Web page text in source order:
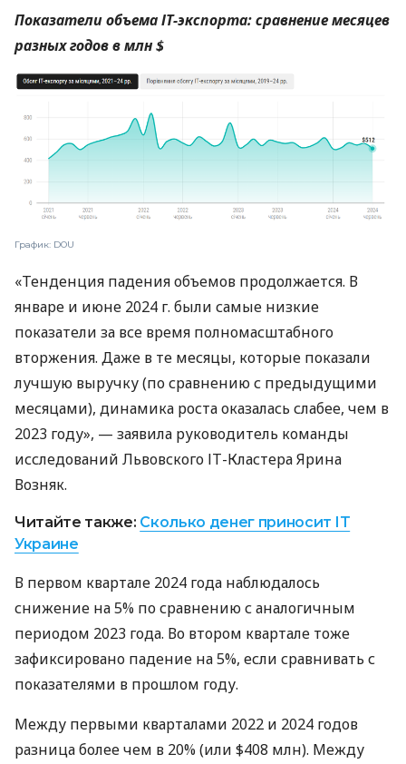
Показатели объема ІТ-экспорта: сравнение месяцев
разных годов в млн $
График: DOU
«Тенденция падения объемов продолжается. В
январе и июне 2024 г. были самые низкие
показатели за все время полномасштабного
вторжения. Даже в те месяцы, которые показали
лучшую выручку (по сравнению с предыдущими
месяцами), динамика роста оказалась слабее, чем в
2023 году», — заявила руководитель команды
исследований Львовского ІТ-Кластера Ярина
Возняк.
Читайте также: Сколько денег приносит IT
Украине
В первом квартале 2024 года наблюдалось
снижение на 5% по сравнению с аналогичным
периодом 2023 года. Во втором квартале тоже
зафиксировано падение на 5%, если сравнивать с
показателями в прошлом году.
Между первыми кварталами 2022 и 2024 годов
разница более чем в 20% (или $408 млн). Между